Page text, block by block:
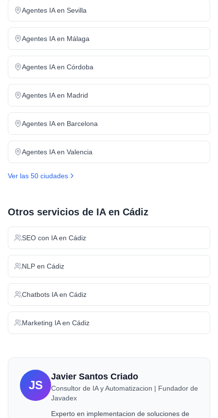
Agentes IAen Sevilla
Agentes IAen Málaga
Agentes IAen Córdoba
Agentes IAen Madrid
Agentes IAen Barcelona
Agentes IAen Valencia
Ver las 50 ciudades
Otros servicios de IA en Cádiz
SEO con IAen Cádiz
NLP en Cádiz
Chatbots IAen Cádiz
Marketing IAen Cádiz
JS
Javier Santos Criado
Consultor de IA y Automatizacion | Fundador de
Javadex
Experto en implementacion de soluciones de